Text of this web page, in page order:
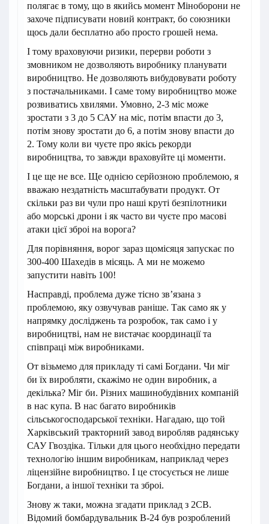
полягає в тому, що в якийсь момент Міноборони не
захоче підписувати новий контракт, бо союзники
щось дали бесплатно або просто грошей нема.
І тому враховуючи ризики, перерви роботи з
змовником не дозволяють виробнику планувати
виробництво. Не дозволяють вибудовувати роботу
з постачальниками. І саме тому виробництво може
розвиватись хвилями. Умовно, 2-3 міс може
зростати з 3 до 5 САУ на міс, потім впасти до 3,
потім знову зростати до 6, а потім знову впасти до
2. Тому коли ви чуєте про якісь рекорди
виробництва, то завжди враховуйте ці моменти.
І це ще не все. Ще однією серйозною проблемою, я
вважаю нездатність масштабувати продукт. От
скільки раз ви чули про наші круті безпілотники
або морські дрони і як часто ви чуєте про масові
атаки цієї зброі на ворога?
Для порівняння, ворог зараз щомісяця запускає по
300-400 Шахедів в місяць. А ми не можемо
запустити навіть 100!
Насправді, проблема дуже тісно зв’язана з
проблемою, яку озвучував раніше. Так само як у
напрямку досліджень та розробок, так само і у
виробництві, нам не вистачає координації та
співпраці між виробниками.
От візьмемо для прикладу ті самі Богдани. Чи міг
би їх виробляти, скажімо не один виробник, а
декілька? Міг би. Різних машинобудівних компаній
в нас купа. В нас багато виробників
сільськогосподарської техніки. Нагадаю, що той
Харківський тракторний завод виробляв радянську
САУ Гвоздіка. Тільки для цього необхідно передати
технологію іншим виробникам, наприклад через
ліцензійне виробництво. І це стосується не лише
Богдани, а іншої техніки та зброі.
Знову ж таки, можна згадати приклад з 2СВ.
Відомий бомбардувальник B-24 був розроблений